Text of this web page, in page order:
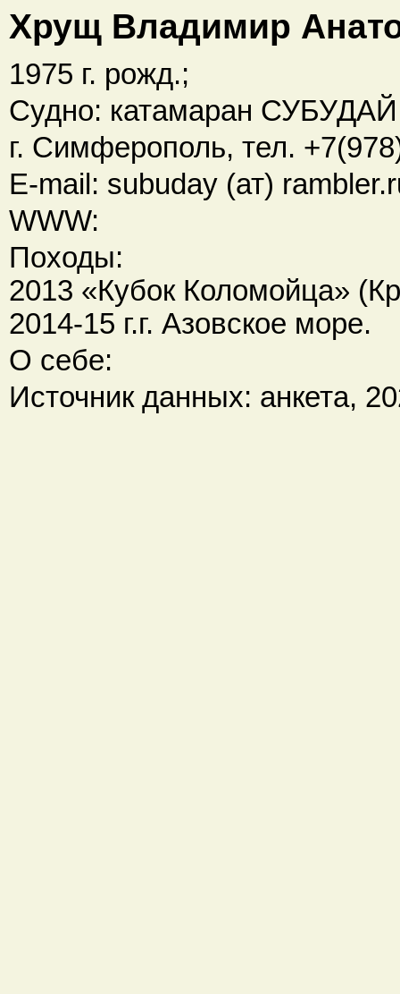
Хрущ Владимир
1975 г. рожд.;
Судно: катамаран
г. Симферополь, тел.
E-mail: subuday (ат)
WWW:
Походы:
2013 «Кубок Коломойца»
2014-15 г.г. Азовское море.
О себе:
Источник данных: анкета,